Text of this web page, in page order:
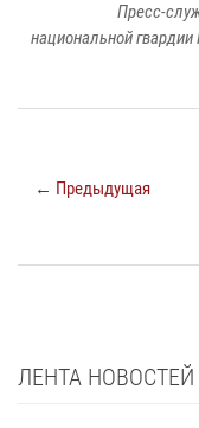
Пресс-
национальной
← Предыдущая
ЛЕНТА НОВОСТЕЙ